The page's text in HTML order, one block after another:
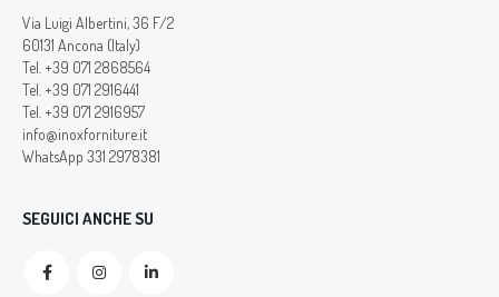
Via Luigi Albertini, 36 F/2
60131 Ancona (Italy)
Tel. +39 071 2868564
Tel. +39 071 2916441
Tel. +39 071 2916957
info@inoxforniture.it
WhatsApp 331 2978381
SEGUICI ANCHE SU